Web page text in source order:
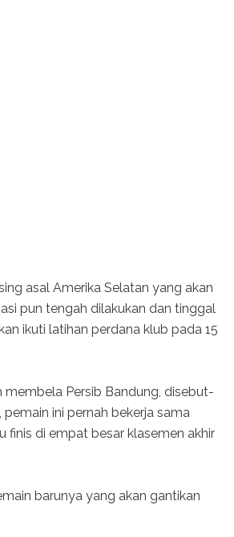
asal Amerika Selatan yang akan
pun tengah dilakukan dan tinggal
ikuti latihan perdana klub pada 15
membela Persib Bandung, disebut-
ini pernah bekerja sama
finis di empat besar klasemen akhir
barunya yang akan gantikan